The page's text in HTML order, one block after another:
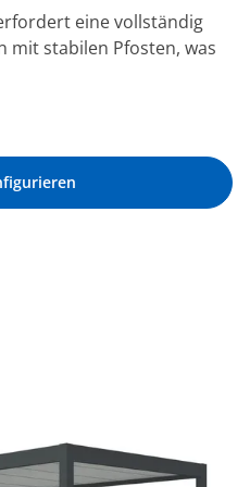
eine vollständig
mit stabilen Pfosten, was